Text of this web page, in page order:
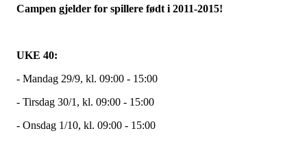
Campen gjelder for spillere født i 2011-2015!
UKE 40:
- Mandag 29/9, kl. 09:00 - 15:00
- Tirsdag 30/1, kl. 09:00 - 15:00
- Onsdag 1/10, kl. 09:00 - 15:00